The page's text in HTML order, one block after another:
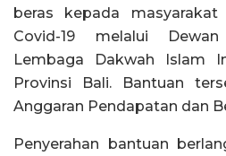
beras kepada
Covid-19 melalui
Lembaga Dakwah Islam
Provinsi Bali. Bantuan
Anggaran Pendapatan dan
Penyerahan bantuan